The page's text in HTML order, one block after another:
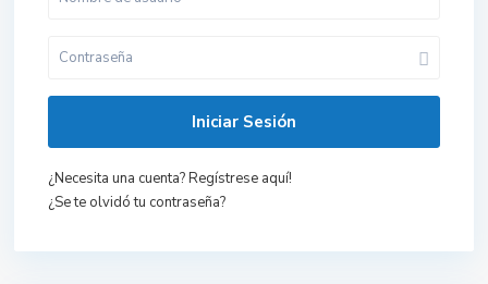
Iniciar Sesión
¿Necesita una cuenta? Regístrese aquí!
¿Se te olvidó tu contraseña?